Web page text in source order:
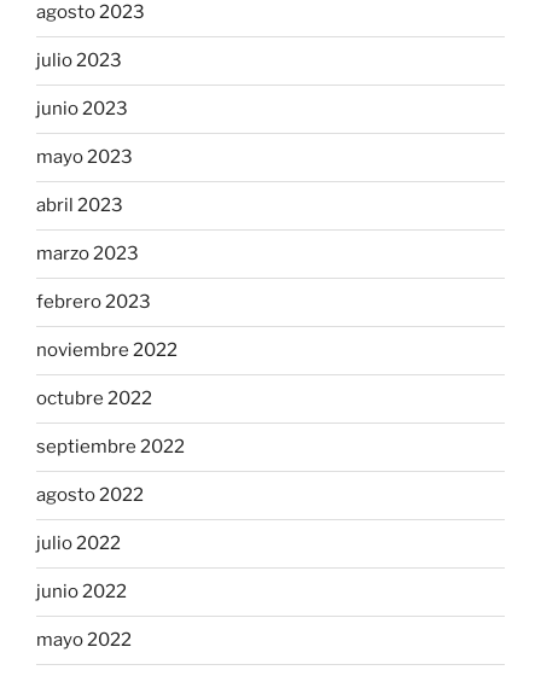
agosto 2023
julio 2023
junio 2023
mayo 2023
abril 2023
marzo 2023
febrero 2023
noviembre 2022
octubre 2022
septiembre 2022
agosto 2022
julio 2022
junio 2022
mayo 2022